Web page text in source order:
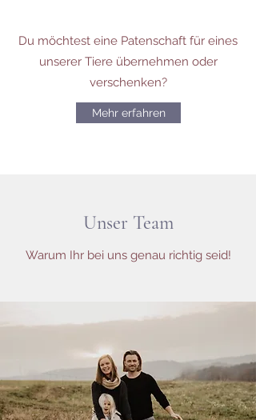
Du möchtest eine Patenschaft für eines
unserer Tiere übernehmen oder
verschenken?
Mehr erfahren
Unser Team
Warum Ihr bei uns genau richtig seid!